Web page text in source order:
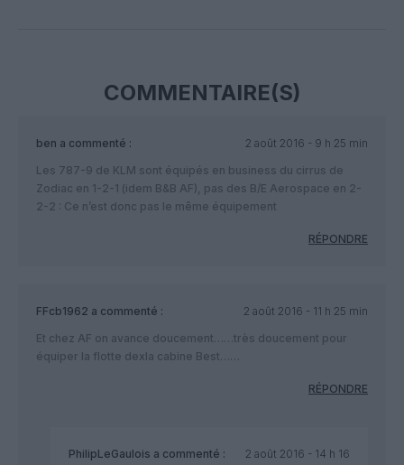
COMMENTAIRE(S)
ben a commenté :
2 août 2016 - 9 h 25 min
Les 787-9 de KLM sont équipés en business du cirrus de
Zodiac en 1-2-1 (idem B&B AF), pas des B/E Aerospace en 2-
2-2 : Ce n’est donc pas le même équipement
RÉPONDRE
FFcb1962 a commenté :
2 août 2016 - 11 h 25 min
Et chez AF on avance doucement……très doucement pour
équiper la flotte dexla cabine Best……
RÉPONDRE
PhilipLeGaulois a commenté :
2 août 2016 - 14 h 16